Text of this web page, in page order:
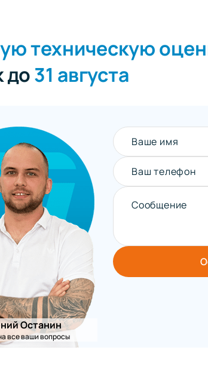
техническую
до31 августа
Останин
все ваши вопросы
Ваше имя
Ваш телефон
Сообщение